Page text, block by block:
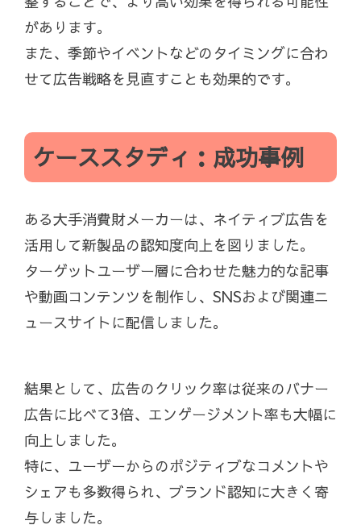
があります。
また、季節やイベントなどのタイミングに合わ
せて広告戦略を見直すことも効果的です。
ケーススタディ：成功事例
ある大手消費財メーカーは、ネイティブ広告を
活用して新製品の認知度向上を図りました。
ターゲットユーザー層に合わせた魅力的な記事
や動画コンテンツを制作し、SNSおよび関連ニ
ュースサイトに配信しました。
結果として、広告のクリック率は従来のバナー
広告に比べて3倍、エンゲージメント率も大幅に
向上しました。
特に、ユーザーからのポジティブなコメントや
シェアも多数得られ、ブランド認知に大きく寄
与しました。